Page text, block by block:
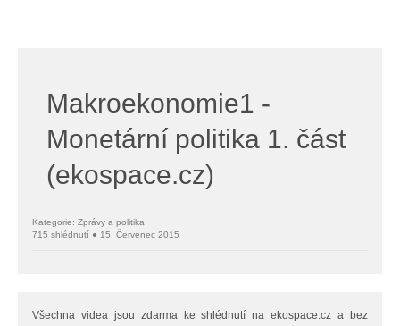
Makroekonomie1 -
Monetární politika 1. část
(ekospace.cz)
Kategorie: Zprávy a politika
715 shlédnutí ● 15. Červenec 2015
Všechna videa jsou zdarma ke shlédnutí na ekospace.cz a bez